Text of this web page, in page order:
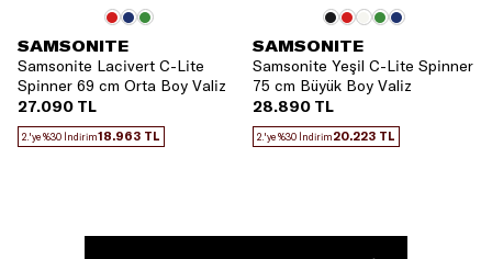
SAMSONITE
Samsonite Lacivert C-Lite
Spinner 69 cm Orta Boy Valiz
27.090 TL
2.'ye %30 İndirim18.963 TL
SAMSONITE
Samsonite Yeşil C-Lite Spinner
75 cm Büyük Boy Valiz
28.890 TL
2.'ye %30 İndirim20.223 TL